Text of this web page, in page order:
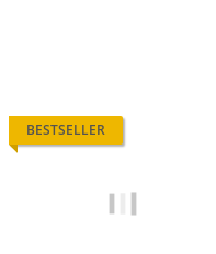
BESTSELLER